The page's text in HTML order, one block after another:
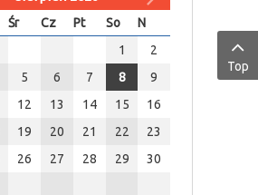
Śr Cz Pt So
N
1
2
5 6 7 8
9
12 13 14 15
16
19 20 21 22
23
26 27 28 29
30
Top